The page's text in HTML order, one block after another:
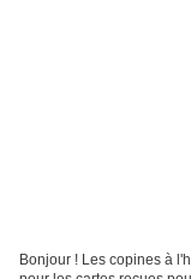
Bonjour ! Les copines à